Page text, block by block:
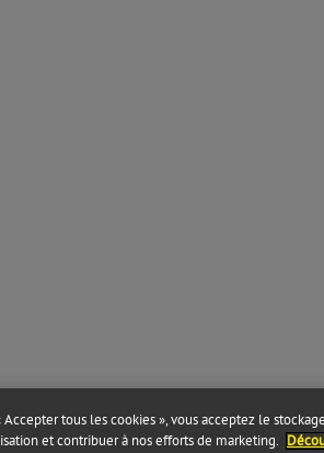
Accepter tous les cookies », vous acceptez le
et contribuer à nos efforts de marketing.